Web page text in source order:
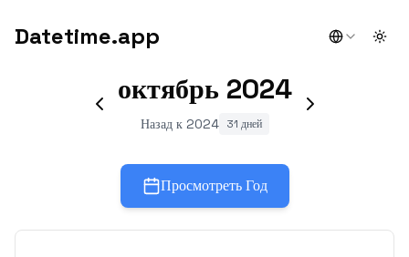
Datetime.app
октябрь 2024
Назад к 2024 31 дней
Просмотреть Год